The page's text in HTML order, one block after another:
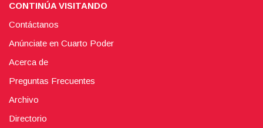
CONTINÚA VISITANDO
Contáctanos
Anúnciate en Cuarto Poder
Acerca de
Preguntas Frecuentes
Archivo
Directorio